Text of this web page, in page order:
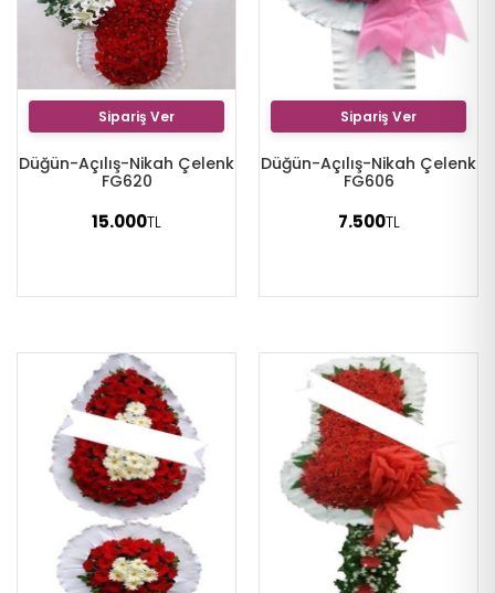
Sipariş Ver
Düğün-Açılış-Nikah Çelenk
FG620
15.000TL
Sipariş Ver
Düğün-Açılış-Nikah Çelenk
FG606
7.500TL